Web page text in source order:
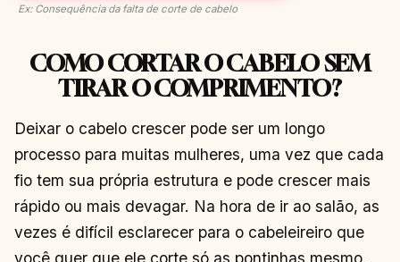
Ex: Consequência da falta de corte de cabelo
COMO CORTAR O CABELO SEM
TIRAR O COMPRIMENTO?
Deixar o cabelo crescer pode ser um longo
processo para muitas mulheres, uma vez que cada
fio tem sua própria estrutura e pode crescer mais
rápido ou mais devagar. Na hora de ir ao salão, as
vezes é difícil esclarecer para o cabeleireiro que